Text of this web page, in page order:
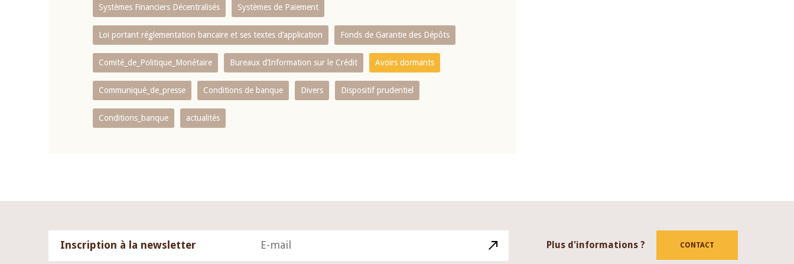
Systèmes Financiers Décentralisés Systèmes de Paiement
Loi portant réglementation bancaire et ses textes d’application Fonds de Garantie des Dépôts
Comité_de_Politique_Monétaire Bureaux d’Information sur le Crédit Avoirs dormants
Communiqué_de_presse Conditions de banque Divers Dispositif prudentiel
Conditions_banque actualités
Inscription à la newsletter Plus d'informations ? CONTACT